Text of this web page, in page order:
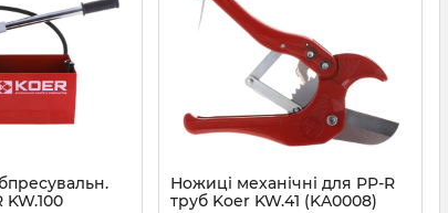
Ножиці механічні для PP-R
труб Koer KW.41 (KA0008)